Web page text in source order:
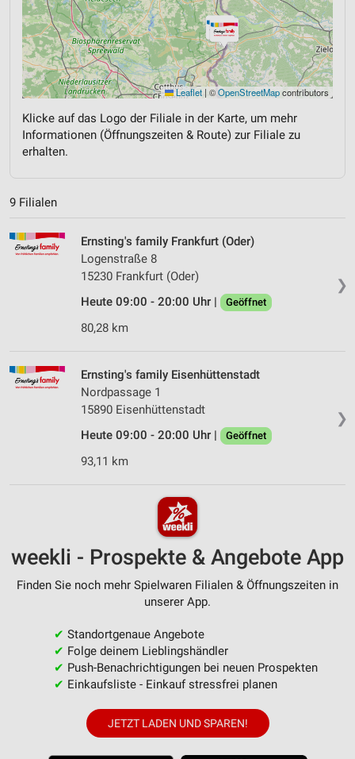
Leaflet | ©OpenStreetMapcontributors
Klicke auf das Logo der Filiale in der Karte, um mehr
Informationen (Öffnungszeiten & Route) zur Filiale zu
erhalten.
9 Filialen
❯
Ernsting's family Frankfurt (Oder)
Logenstraße 8
15230 Frankfurt (Oder)
Heute 09:00 - 20:00 Uhr |
Geöffnet
80,28 km
❯
Ernsting's family Eisenhüttenstadt
Nordpassage 1
15890 Eisenhüttenstadt
Heute 09:00 - 20:00 Uhr |
Geöffnet
93,11 km
weekli - Prospekte & Angebote App
Finden Sie noch mehr Spielwaren Filialen & Öffnungszeiten in
unserer App.
✔ Standortgenaue Angebote
✔ Folge deinem Lieblingshändler
✔ Push-Benachrichtigungen bei neuen Prospekten
✔ Einkaufsliste - Einkauf stressfrei planen
JETZT LADEN UND SPAREN!